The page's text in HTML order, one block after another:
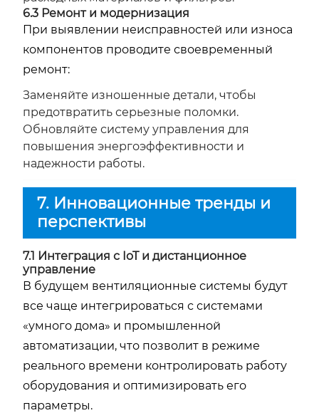
6.3 Ремонт и модернизация
При выявлении неисправностей или износа
компонентов проводите своевременный
ремонт:
Заменяйте изношенные детали, чтобы
предотвратить серьезные поломки.
Обновляйте систему управления для
повышения энергоэффективности и
надежности работы.
7. Инновационные тренды и
перспективы
7.1 Интеграция с IoT и дистанционное
управление
В будущем вентиляционные системы будут
все чаще интегрироваться с системами
«умного дома» и промышленной
автоматизации, что позволит в режиме
реального времени контролировать работу
оборудования и оптимизировать его
параметры.